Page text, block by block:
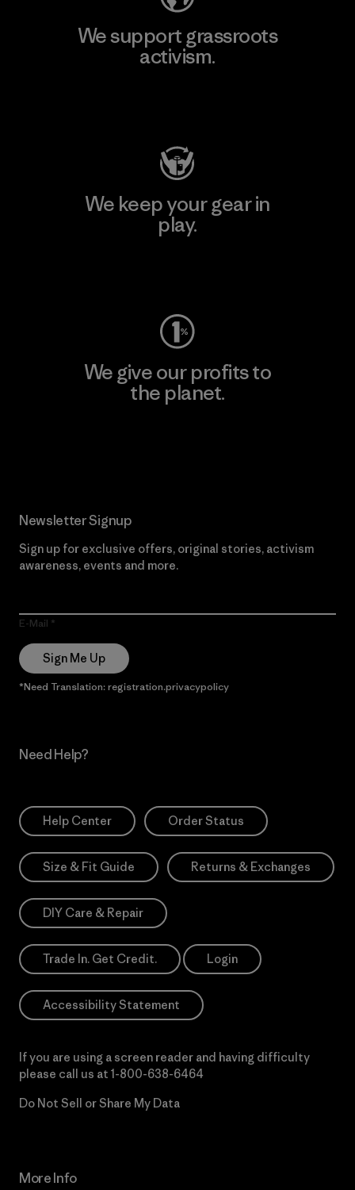
We support grassroots
activism.
We keep your gear in
play.
We give our profits to
the planet.
Newsletter Signup
Sign up for exclusive offers, original stories, activism
awareness, events and more.
E-Mail
Sign Me Up
*Need Translation: registration.privacypolicy
Need Help?
Help Center Order Status
Size & Fit Guide Returns & Exchanges
DIY Care & Repair
Trade In. Get Credit. Login
Accessibility Statement
If you are using a screen reader and having difficulty
please call us at 1-800-638-6464
Do Not Sell or Share My Data
More Info